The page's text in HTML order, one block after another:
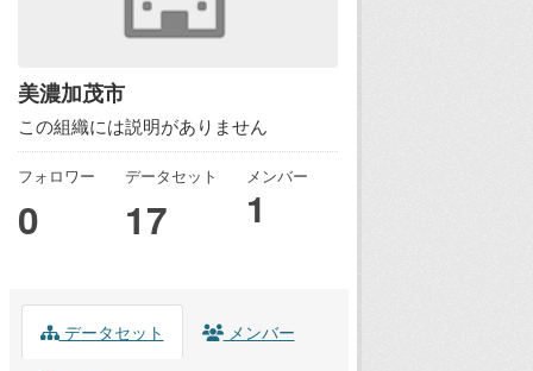
美濃加茂市
この組織には説明がありません
フォロワー
0
データセット
17
メンバー
1
データセット メンバー